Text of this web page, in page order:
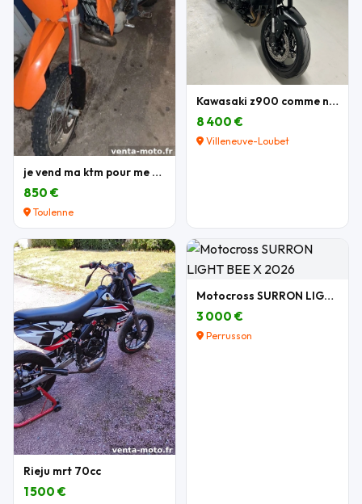
je vend ma ktm pour me acheter une autre moto
850 €
Toulenne
Kawasaki z900 comme neuve
8 400 €
Villeneuve-Loubet
Rieju mrt 70cc
1 500 €
Motocross SURRON LIGHT BEE X 2026
3 000 €
Perrusson